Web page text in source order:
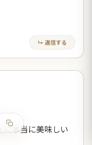
↳ 返信する
に本当に美味しい